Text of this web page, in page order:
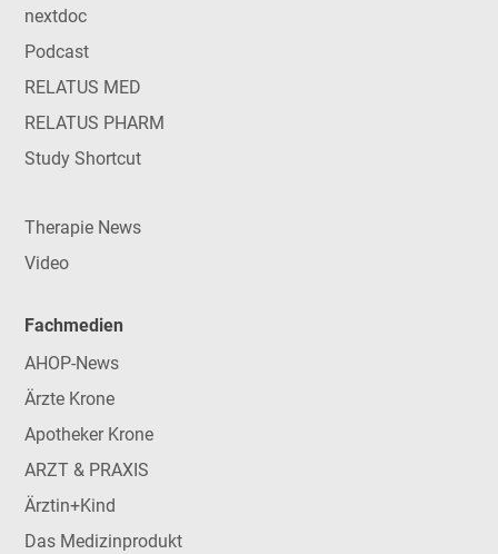
nextdoc
Podcast
RELATUS MED
RELATUS PHARM
Study Shortcut
Therapie News
Video
Fachmedien
AHOP-News
Ärzte Krone
Apotheker Krone
ARZT & PRAXIS
Ärztin+Kind
Das Medizinprodukt